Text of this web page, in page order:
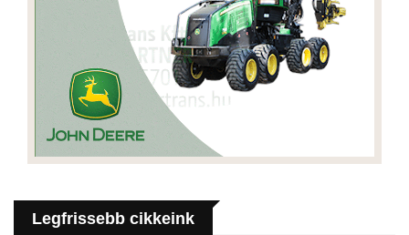
Legfrissebb cikkeink